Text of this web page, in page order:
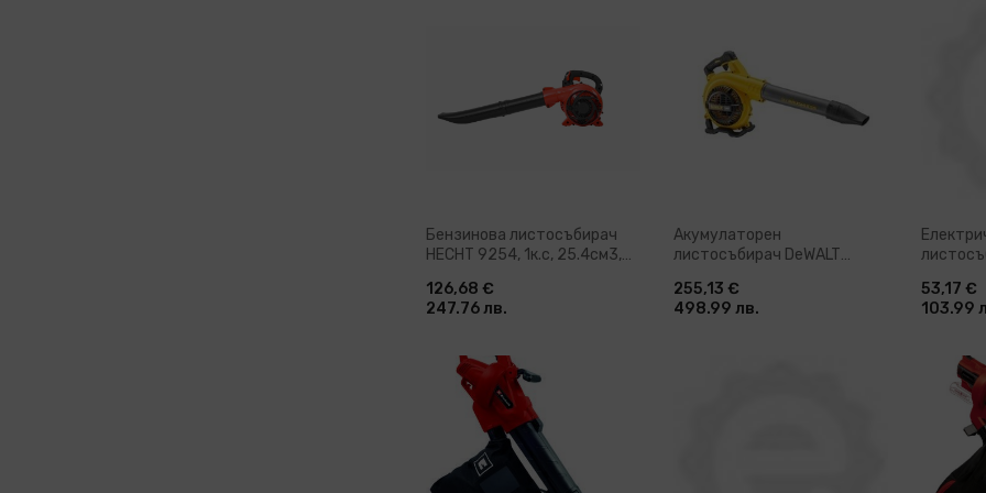
Добави в количка
Бензинова листосъбирач
HECHT 9254, 1к.с, 25.4см3,
126,68 €
247.76 лв.
Акумулаторен
листосъбирач DeWALT
батерии и зарядно
устройство
255,13 €
498.99 лв.
35 л
53,17 €
103.99